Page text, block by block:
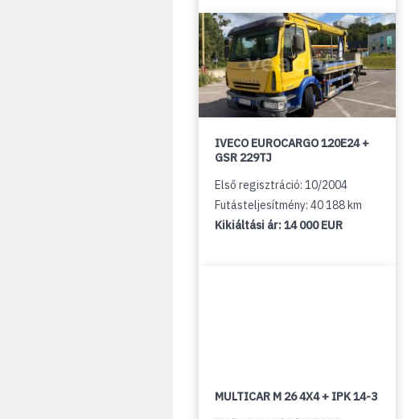
IVECO EUROCARGO 120E24 +
GSR 229TJ
Első regisztráció: 10/2004
Futásteljesítmény: 40 188 km
Kikiáltási ár:14 000 EUR
MULTICAR M 26 4X4 + IPK 14-3